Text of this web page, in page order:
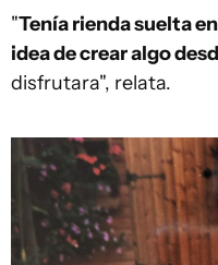
"Tenía rienda suelta
idea de crear algo
disfrutara", relata.